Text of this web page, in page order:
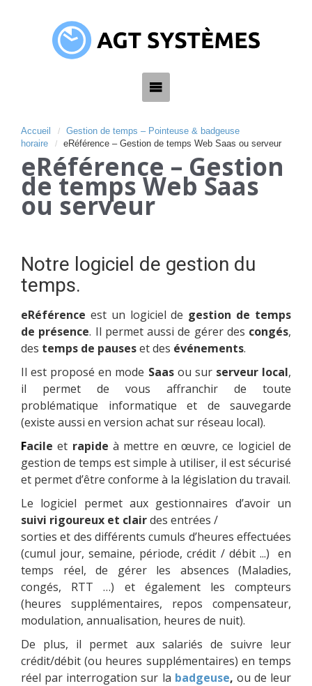
Accueil
Gestion de temps – Pointeuse & badgeuse
horaire
eRéférence – Gestion de temps Web Saas ou serveur
eRéférence – Gestion
de temps Web Saas
ou serveur
Notre logiciel de gestion du
temps.
eRéférence est un logiciel de gestion de temps
de présence. Il permet aussi de gérer des congés,
des temps de pauseset des événements.
Il est proposé en mode Saasou sur serveur local,
il permet de vous affranchir de toute
problématique informatique et de sauvegarde
(existe aussi en version achat sur réseau local).
Facile et rapide à mettre en œuvre, ce logiciel de
gestion de temps est simple à utiliser, il est sécurisé
et permet d’être conforme à la législation du travail.
Le logiciel permet aux gestionnaires d’avoir un
suivi rigoureux et clairdes entrées /
sorties et des différents cumuls d’heures effectuées
(cumul jour, semaine, période, crédit / débit ...) en
temps réel, de gérer les absences (Maladies,
congés, RTT …) et également les compteurs
(heures supplémentaires, repos compensateur,
modulation, annualisation, heures de nuit).
De plus, il permet aux salariés de suivre leur
crédit/débit (ou heures supplémentaires) en temps
réel par interrogation sur la badgeuse, ou de leur